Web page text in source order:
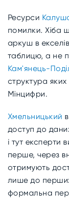
Ресурси
помилки. Хіба
аркуш в
таблицю, а не
Кам'янець-
структура яких
Мінцифри.
Хмельницький
доступ до
і тут експерти
перше, через
отримують
лише до
формальна